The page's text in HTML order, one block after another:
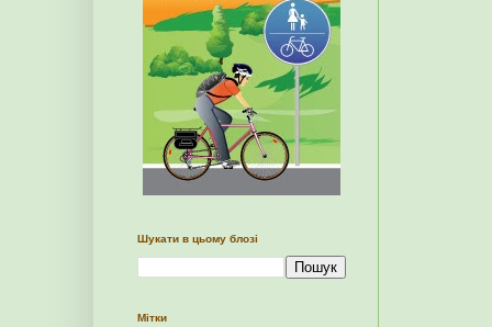
Шукати в цьому блозі
Мітки